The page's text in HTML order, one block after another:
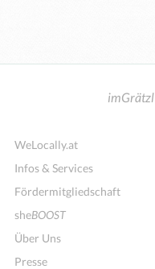
imGrätzl
WeLocally.at
Infos & Services
Fördermitgliedschaft
sheBOOST
Über Uns
Presse